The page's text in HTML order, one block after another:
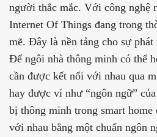
người thắc mắc. Với công nghệ
Internet Of Things đang trong
mẽ. Đây là nền tảng cho sự phát
Để ngôi nhà thông minh có thể
cần được kết nối với nhau qua
hay được ví như “ngôn ngữ”
bị thông minh trong smart
với nhau bằng một chuẩn ngôn